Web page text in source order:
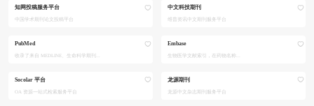
知网投稿服务平台
中国学术期刊论文投稿平台
中文科技期刊
维普资讯中文期刊服务平台
PubMed
收录了来自 MEDLINE、生命科学期刊...
Embase
生物医学文献索引，在药物名称...
Socolar 平台
OA 资源一站式检索服务平台
龙源期刊
龙源中文杂志期刊服务平台